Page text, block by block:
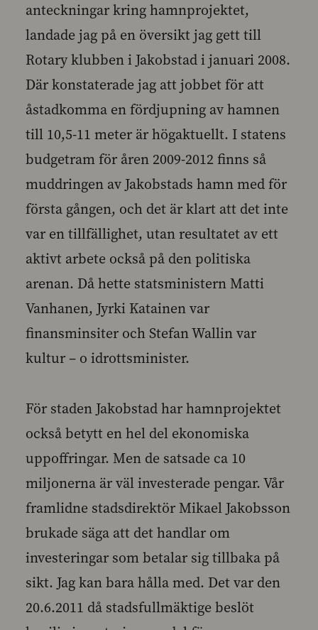
anteckningar kring hamnprojektet,
landade jag på en översikt jag gett till
Rotary klubben i Jakobstad i januari 2008.
Där konstaterade jag att jobbet för att
åstadkomma en fördjupning av hamnen
till 10,5-11 meter är högaktuellt. I statens
budgetram för åren 2009-2012 finns så
muddringen av Jakobstads hamn med för
första gången, och det är klart att det inte
var en tillfällighet, utan resultatet av ett
aktivt arbete också på den politiska
arenan. Då hette statsministern Matti
Vanhanen, Jyrki Katainen var
finansminsiter och Stefan Wallin var
kultur – o idrottsminister.
För staden Jakobstad har hamnprojektet
också betytt en hel del ekonomiska
uppoffringar. Men de satsade ca 10
miljonerna är väl investerade pengar. Vår
framlidne stadsdirektör Mikael Jakobsson
brukade säga att det handlar om
investeringar som betalar sig tillbaka på
sikt. Jag kan bara hålla med. Det var den
20.6.2011 då stadsfullmäktige beslöt